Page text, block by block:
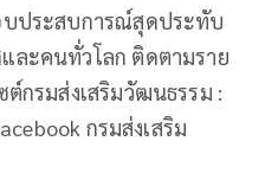
ประสบการณ์สุดประทับ
ละคนทั่วโลก ติดตามราย
ต์กรมส่งเสริมวัฒนธรรม :
กรมส่งเสริม